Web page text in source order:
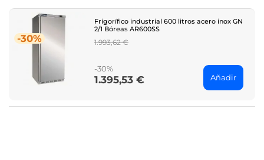
-30%
Frigorífico industrial 600 litros acero inox GN
2/1 Bóreas AR600SS
Regular
1.993,62 €
-30%
Price
1.395,53 € Añadir